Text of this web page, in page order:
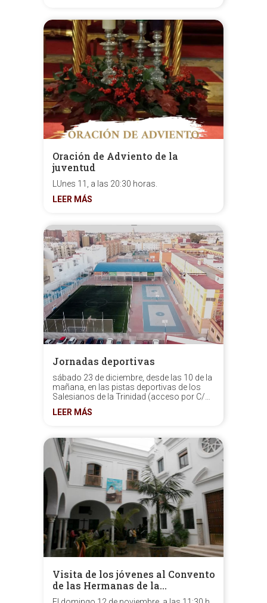
Oración de Adviento de la
juventud
LUnes 11, a las 20:30 horas.
LEER MÁS
Jornadas deportivas
sábado 23 de diciembre, desde las 10 de la
mañana, en las pistas deportivas de los
Salesianos de la Trinidad (acceso por C/
San Juan Bosco. Hay parking).
LEER MÁS
Visita de los jóvenes al Convento
de las Hermanas de la…